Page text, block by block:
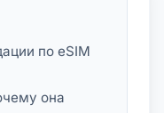
по eSIM
она